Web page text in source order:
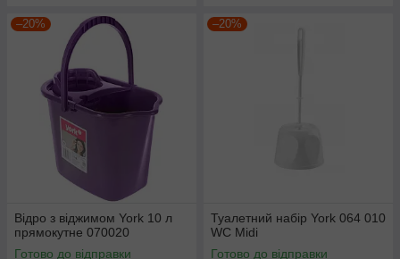
–20%
Відро з віджимом York 10 л
прямокутне 070020
Готово до відправки
–20%
Туалетний набір York 064 010
WC Midi
Готово до відправки